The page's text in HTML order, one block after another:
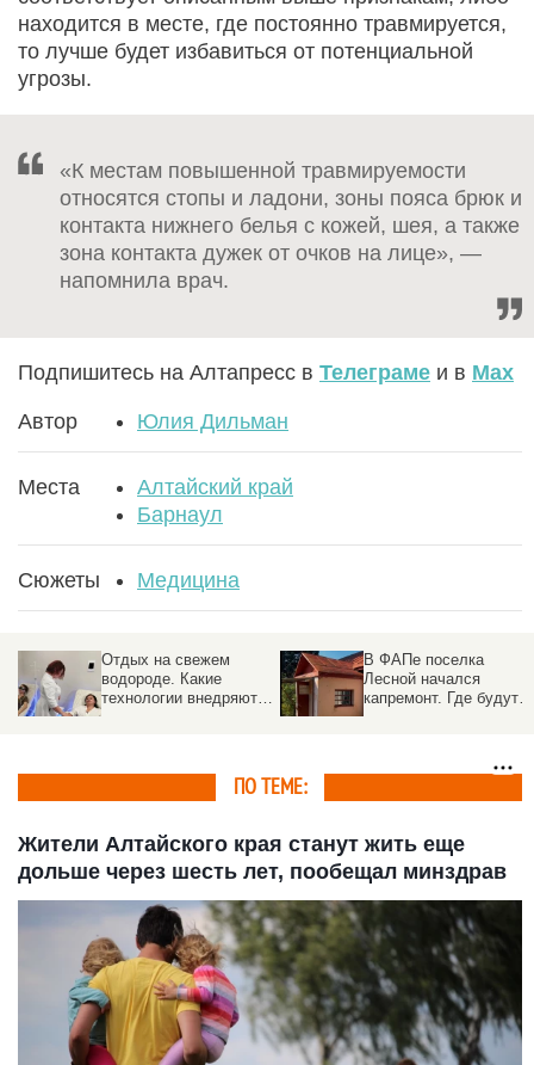
находится в месте, где постоянно травмируется,
то лучше будет избавиться от потенциальной
угрозы.
«К местам повышенной травмируемости
относятся стопы и ладони, зоны пояса брюк и
контакта нижнего белья с кожей, шея, а также
зона контакта дужек от очков на лице», —
напомнила врач.
Подпишитесь на Алтапресс в Телеграме и в Max
Автор Юлия Дильман
Места
Алтайский край
Барнаул
Сюжеты Медицина
Отдых на свежем
водороде. Какие
технологии внедряют в
В ФАПе поселка
Лесной начался
капремонт. Где будут
ПО ТЕМЕ:
Жители Алтайского края станут жить еще
дольше через шесть лет, пообещал минздрав